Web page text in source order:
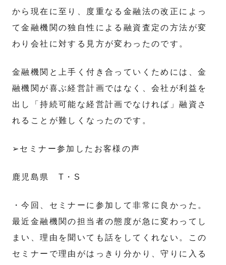
から現在に至り、度重なる金融法の改正によっ
て金融機関の独自性による融資査定の方法が変
わり会社に対する見方が変わったのです。
金融機関と上手く付き合っていくためには、金
融機関が喜ぶ経営計画ではなく、会社が利益を
出し「持続可能な経営計画でなければ」融資さ
れることが難しくなったのです。
➢セミナー参加したお客様の声
鹿児島県 T・S
・今回、セミナーに参加して非常に良かった。
最近金融機関の担当者の態度が急に変わってし
まい、理由を聞いても話をしてくれない。この
セミナーで理由がはっきり分かり、守りに入る